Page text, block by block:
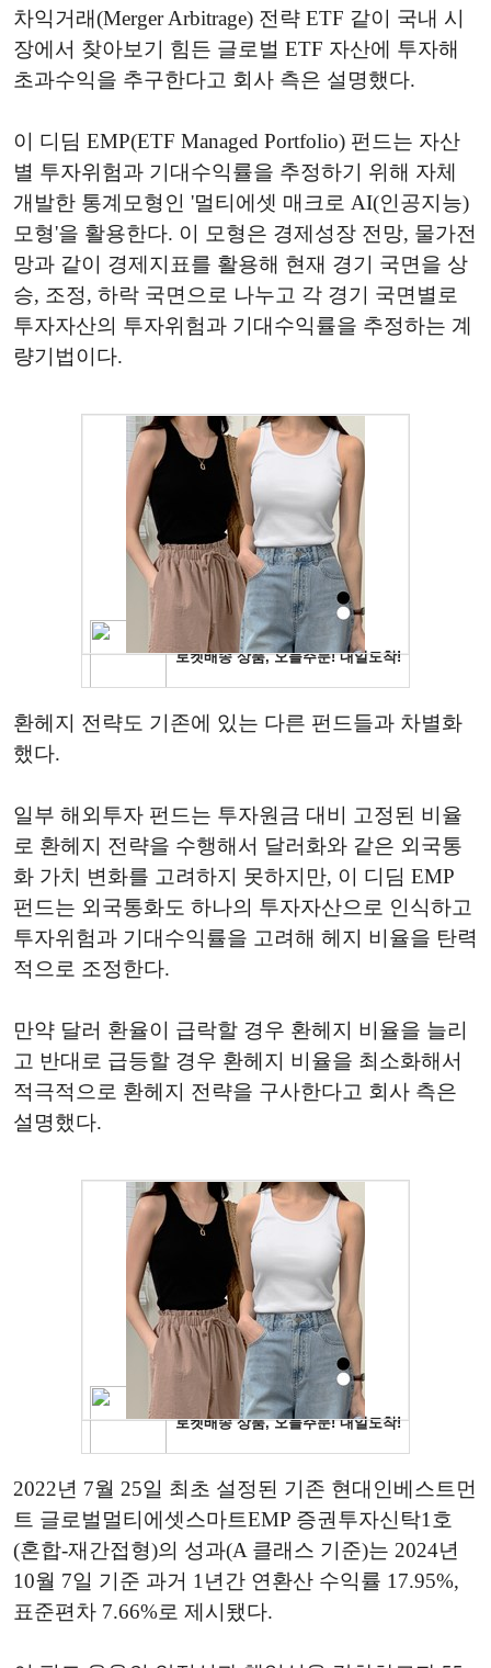
차익거래(Merger Arbitrage) 전략 ETF 같이 국내 시
장에서 찾아보기 힘든 글로벌 ETF 자산에 투자해
초과수익을 추구한다고 회사 측은 설명했다.
이 디딤 EMP(ETF Managed Portfolio) 펀드는 자산
별 투자위험과 기대수익률을 추정하기 위해 자체
개발한 통계모형인 '멀티에셋 매크로 AI(인공지능)
모형'을 활용한다. 이 모형은 경제성장 전망, 물가전
망과 같이 경제지표를 활용해 현재 경기 국면을 상
승, 조정, 하락 국면으로 나누고 각 경기 국면별로
투자자산의 투자위험과 기대수익률을 추정하는 계
량기법이다.
환헤지 전략도 기존에 있는 다른 펀드들과 차별화
했다.
일부 해외투자 펀드는 투자원금 대비 고정된 비율
로 환헤지 전략을 수행해서 달러화와 같은 외국통
화 가치 변화를 고려하지 못하지만, 이 디딤 EMP
펀드는 외국통화도 하나의 투자자산으로 인식하고
투자위험과 기대수익률을 고려해 헤지 비율을 탄력
적으로 조정한다.
만약 달러 환율이 급락할 경우 환헤지 비율을 늘리
고 반대로 급등할 경우 환헤지 비율을 최소화해서
적극적으로 환헤지 전략을 구사한다고 회사 측은
설명했다.
2022년 7월 25일 최초 설정된 기존 현대인베스트먼
트 글로벌멀티에셋스마트EMP 증권투자신탁1호
(혼합-재간접형)의 성과(A 클래스 기준)는 2024년
10월 7일 기준 과거 1년간 연환산 수익률 17.95%,
표준편차 7.66%로 제시됐다.